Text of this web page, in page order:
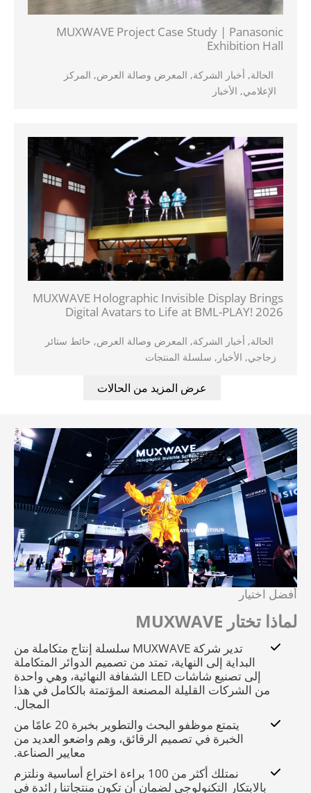
MUXWAVE Project Case Study | Panasonic
Exhibition Hall
الحالة,أخبار الشركة,المعرض وصالة العرض ,المركز
الإعلامي,الأخبار
MUXWAVE Holographic Invisible Display Brings
Digital Avatars to Life at BML-PLAY! 2026
الحالة,أخبار الشركة,المعرض وصالة العرض ,حائط ستائر
زجاجي,الأخبار,سلسلة المنتجات
عرض المزيد من الحالات
أفضل اختيار
لماذا تختار MUXWAVE
تدير شركة MUXWAVE سلسلة إنتاج متكاملة من
البداية إلى النهاية، تمتد من تصميم الدوائر المتكاملة
إلى تصنيع شاشات LED الشفافة النهائية، وهي واحدة
من الشركات القليلة المصنعة المؤتمتة بالكامل في هذا
المجال.
يتمتع موظفو البحث والتطوير بخبرة 20 عامًا من
الخبرة في تصميم الرقائق، وهم واضعو العديد من
معايير الصناعة.
نمتلك أكثر من 100 براءة اختراع أساسية ونلتزم
بالابتكار التكنولوجي لضمان أن تكون منتجاتنا رائدة في